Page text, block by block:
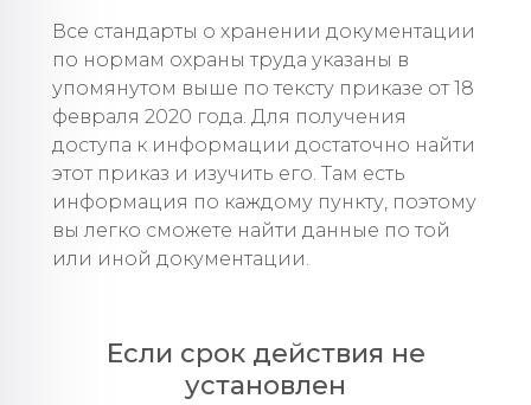
Все стандарты о хранении документации
по нормам охраны труда указаны в
упомянутом выше по тексту приказе от 18
февраля 2020 года. Для получения
доступа к информации достаточно найти
этот приказ и изучить его. Там есть
информация по каждому пункту, поэтому
вы легко сможете найти данные по той
или иной документации.
Если срок действия не
установлен